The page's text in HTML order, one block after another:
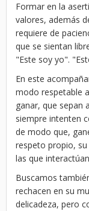
Formar en la
valores, además
requiere de
que se sientan
"Este soy yo".
En este
modo respetable
ganar, que sepan
siempre intenten
de modo que,
respeto propio,
las que
Buscamos
rechacen en su
delicadeza, pero